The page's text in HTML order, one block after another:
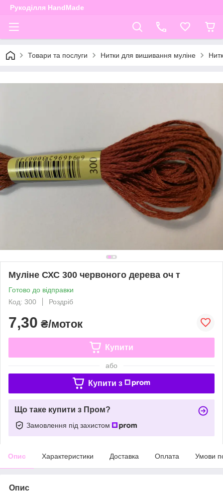
Рукоділля HandMade
Товари та послуги Нитки для вишивання муліне
Муліне СХС 300 червоного дерева оч т
Готово до відправки
Код: 300
Роздріб
7,30 ₴/моток
Купити
або
Купити з
Що таке купити з Пром?
Замовлення під захистом
Опис Характеристики Доставка Оплата Умови
Опис